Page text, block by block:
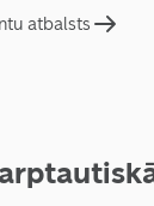
atbalsts